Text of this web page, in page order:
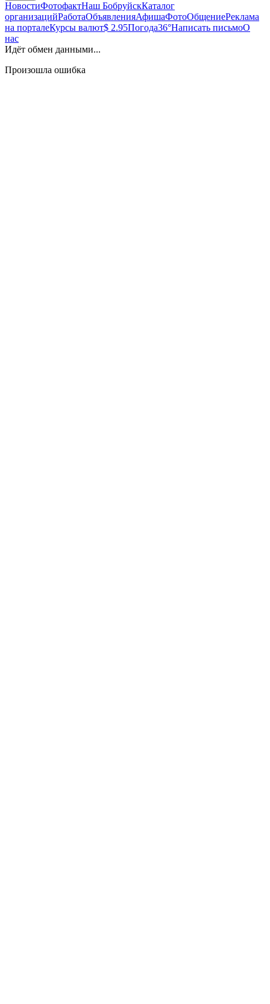
НовостиФотофактНаш БобруйскКаталог
организацийРаботаОбъявленияАфишаФотоОбщениеРеклама
на порталеКурсы валют$ 2.95Погода36°Написать письмоО
нас
Идёт обмен данными...
Произошла ошибка